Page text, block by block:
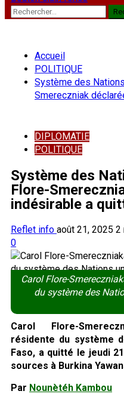
Rechercher :
Accueil
POLITIQUE
Système des
Smereczniak
DIPLOMATIE
POLITIQUE
Système des
Flore-
indésirable a
Reflet info août 21, 2025 2
0
Carol Flore-
du système des
Carol Flore-
résidente du système
Faso, a quitté le jeudi
sources à Burkina
Par Nounètéh Kambou